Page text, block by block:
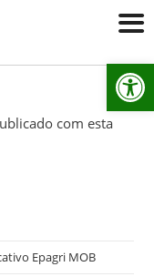
com esta
Epagri MOB